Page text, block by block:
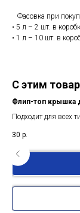
Фасовка при
• 5 л – 2 шт. в
• 1 л – 10 шт. в
С этим
Флип-топ крышка
Подходит для всех
30 р.